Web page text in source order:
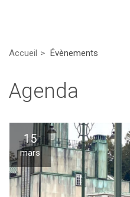
Accueil Évènements
Agenda
15
mars